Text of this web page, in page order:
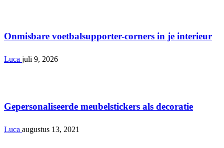
Onmisbare voetbalsupporter-corners in je interieur
Luca juli 9, 2026
Gepersonaliseerde meubelstickers als decoratie
Luca augustus 13, 2021